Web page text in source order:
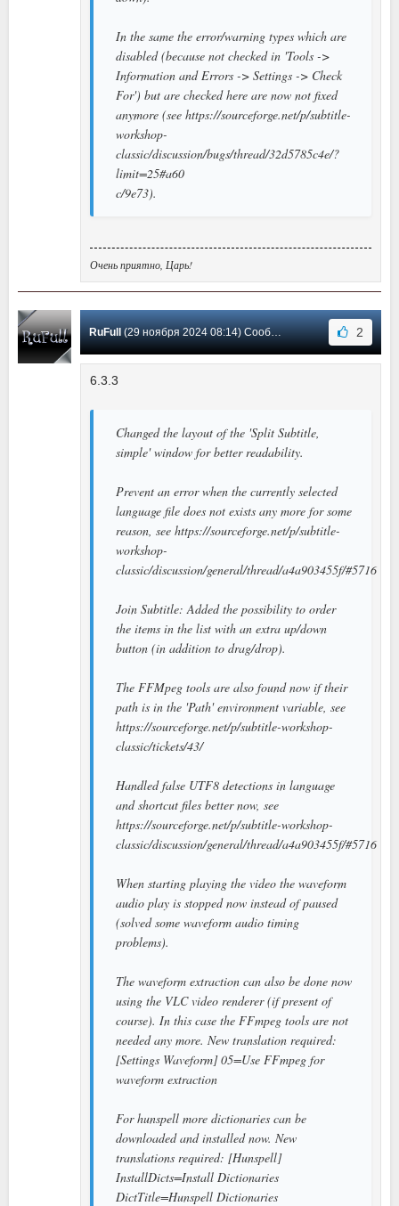
In the same the error/warning types which are
disabled (because not checked in 'Tools ->
Information and Errors -> Settings -> Check
For') but are checked here are now not fixed
anymore (see https://sourceforge.net/p/subtitle-
workshop-
classic/discussion/bugs/thread/32d5785c4e/?
limit=25#a60
c/9e73).
Очень приятно, Царь!
RuFull(29 ноября 2024 08:14) Сообщение #61 2
6.3.3
Changed the layout of the 'Split Subtitle,
simple' window for better readability.
Prevent an error when the currently selected
language file does not exists any more for some
reason, see https://sourceforge.net/p/subtitle-
workshop-
classic/discussion/general/thread/a4a903455f/#5716
Join Subtitle: Added the possibility to order
the items in the list with an extra up/down
button (in addition to drag/drop).
The FFMpeg tools are also found now if their
path is in the 'Path' environment variable, see
https://sourceforge.net/p/subtitle-workshop-
classic/tickets/43/
Handled false UTF8 detections in language
and shortcut files better now, see
https://sourceforge.net/p/subtitle-workshop-
classic/discussion/general/thread/a4a903455f/#5716
When starting playing the video the waveform
audio play is stopped now instead of paused
(solved some waveform audio timing
problems).
The waveform extraction can also be done now
using the VLC video renderer (if present of
course). In this case the FFmpeg tools are not
needed any more. New translation required:
[Settings Waveform] 05=Use FFmpeg for
waveform extraction
For hunspell more dictionaries can be
downloaded and installed now. New
translations required: [Hunspell]
InstallDicts=Install Dictionaries
DictTitle=Hunspell Dictionaries